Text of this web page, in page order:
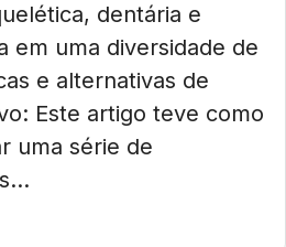
dentária e
uma diversidade de
e alternativas de
Este artigo teve como
uma série de